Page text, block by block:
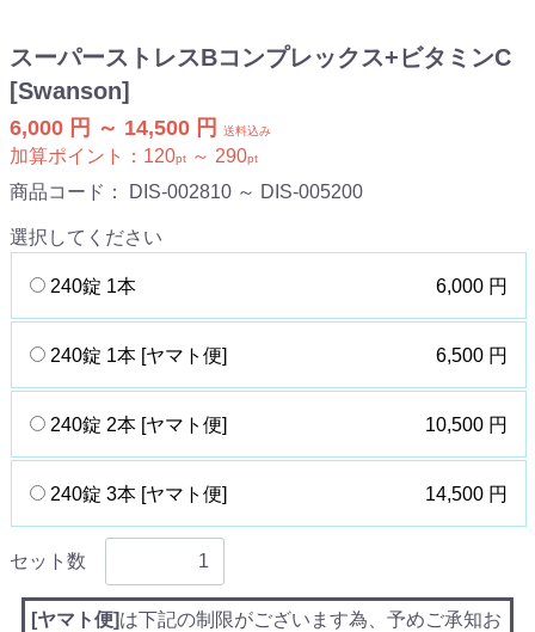
スーパーストレスBコンプレックス+ビタミンC
[Swanson]
6,000 円 ～ 14,500 円 送料込み
加算ポイント： 120pt ～ 290pt
商品コード： DIS-002810 ～ DIS-005200
選択してください
240錠 1本 6,000 円
240錠 1本 [ヤマト便] 6,500 円
240錠 2本 [ヤマト便] 10,500 円
240錠 3本 [ヤマト便] 14,500 円
セット数
[ヤマト便]は下記の制限がございます為、予めご承知お